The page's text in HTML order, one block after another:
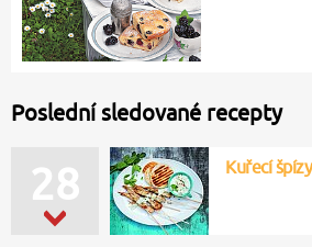
Poslední sledované recepty
28 Kuřecí